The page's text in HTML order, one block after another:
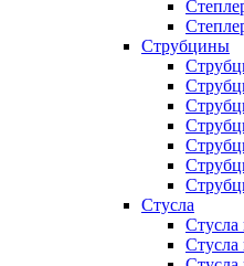
Струбцины
Стусла
Стусла
Стусла